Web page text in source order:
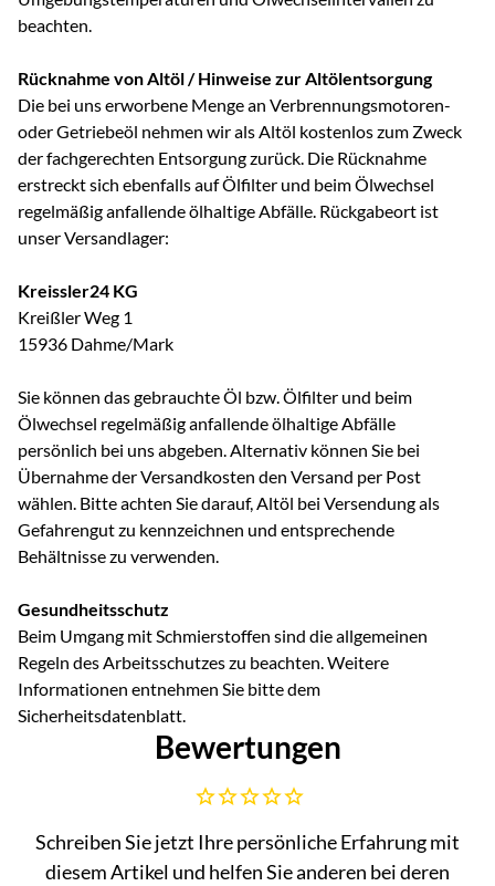
beachten.
Rücknahme von Altöl / Hinweise zur Altölentsorgung
Die bei uns erworbene Menge an Verbrennungsmotoren-
oder Getriebeöl nehmen wir als Altöl kostenlos zum Zweck
der fachgerechten Entsorgung zurück. Die Rücknahme
erstreckt sich ebenfalls auf Ölfilter und beim Ölwechsel
regelmäßig anfallende ölhaltige Abfälle. Rückgabeort ist
unser Versandlager:
Kreissler24 KG
Kreißler Weg 1
15936 Dahme/Mark
Sie können das gebrauchte Öl bzw. Ölfilter und beim
Ölwechsel regelmäßig anfallende ölhaltige Abfälle
persönlich bei uns abgeben. Alternativ können Sie bei
Übernahme der Versandkosten den Versand per Post
wählen. Bitte achten Sie darauf, Altöl bei Versendung als
Gefahrengut zu kennzeichnen und entsprechende
Behältnisse zu verwenden.
Gesundheitsschutz
Beim Umgang mit Schmierstoffen sind die allgemeinen
Regeln des Arbeitsschutzes zu beachten. Weitere
Informationen entnehmen Sie bitte dem
Sicherheitsdatenblatt.
Bewertungen
Noch keine Bewertungen abgegeben
Schreiben Sie jetzt Ihre persönliche Erfahrung mit
diesem Artikel und helfen Sie anderen bei deren